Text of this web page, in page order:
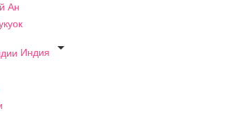
Ан
Индия
